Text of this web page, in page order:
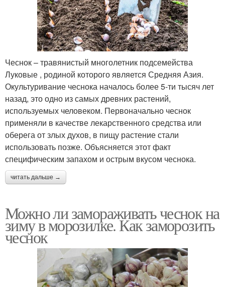
Чеснок – травянистый многолетник подсемейства
Луковые , родиной которого является Средняя Азия.
Окультуривание чеснока началось более 5-ти тысяч лет
назад, это одно из самых древних растений,
используемых человеком. Первоначально чеснок
применяли в качестве лекарственного средства или
оберега от злых духов, в пищу растение стали
использовать позже. Объясняется этот факт
специфическим запахом и острым вкусом чеснока.
читать дальше →
Можно ли замораживать чеснок на
зиму в морозилке. Как заморозить
чеснок